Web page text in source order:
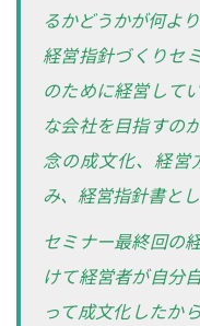
るかどうかが何よ
経営指針づくりセ
のために経営して
な会社を目指すの
念の成文化、経営
み、経営指針書とし
セミナー最終回の
けて経営者が自分
って成文化したか